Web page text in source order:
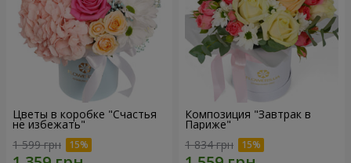
Цветы в коробке "Счастья
не избежать"
1 599 грн
Композиция "Завтрак в
Париже"
1 834 грн